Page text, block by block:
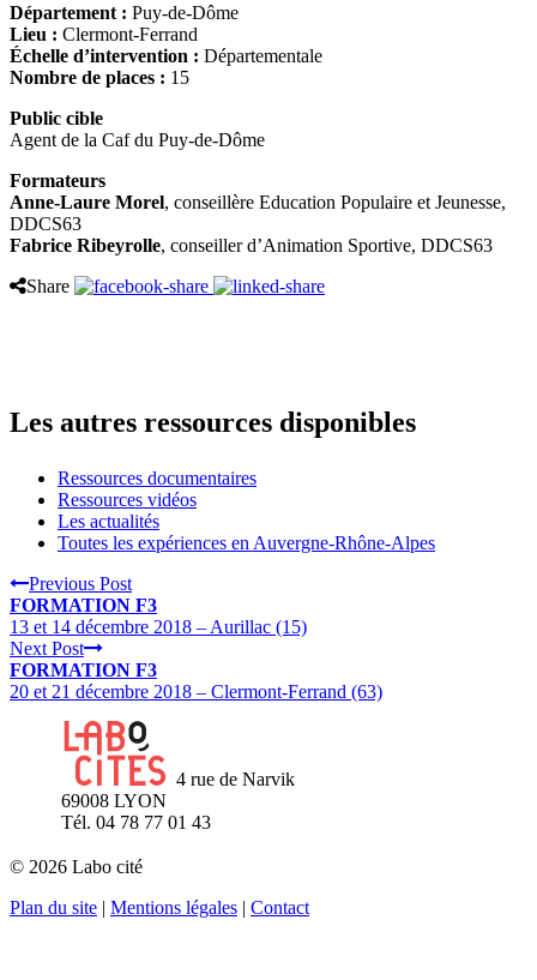
Département : Puy-de-Dôme
Lieu : Clermont-Ferrand
Échelle d’intervention : Départementale
Nombre de places : 15
Public cible
Agent de la Caf du Puy-de-Dôme
Formateurs
Anne-Laure Morel, conseillère Education Populaire et Jeunesse,
DDCS63
Fabrice Ribeyrolle, conseiller d’Animation Sportive, DDCS63
Share
Les autres ressources disponibles
Ressources documentaires
Ressources vidéos
Les actualités
Toutes les expériences en Auvergne-Rhône-Alpes
Previous Post
FORMATION F3
13 et 14 décembre 2018 – Aurillac (15)
Next Post
FORMATION F3
20 et 21 décembre 2018 – Clermont-Ferrand (63)
4 rue de Narvik
69008 LYON
Tél. 04 78 77 01 43
© 2026 Labo cité
Plan du site | Mentions légales | Contact